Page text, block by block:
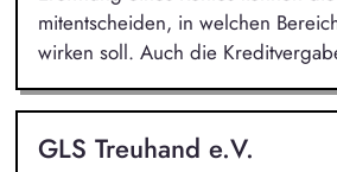
mitentscheiden, in welchen
wirken soll. Auch die
GLS Treuhand e.V.